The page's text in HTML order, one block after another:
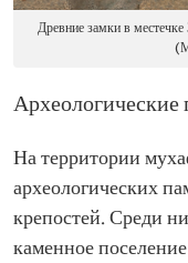
Древние замки в
На территории
археологических
крепостей. Среди
каменное